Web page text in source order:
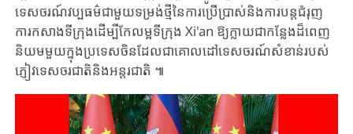
ទេសចរណ៍​វប្បធម៌​ជាមួយទម្រង់ថ្មី​នៃ​ការប្រើប្រាស់​និងការបន្តជំរុញ​
ការកសាង​ទីក្រុង​ដើម្បី​កែលម្អទីក្រុង ​Xi'an ​ឱ្យក្លាយជាកន្លែងដ៏ពេញ
និយមមួយ​ក្នុងប្រទេសចិន​ដែលជាគោលដៅ​ទេសចរណ៍​សំខាន់​របស់​
ភ្ញៀវទេសចរជាតិនិងអន្តរជាតិ ​៕